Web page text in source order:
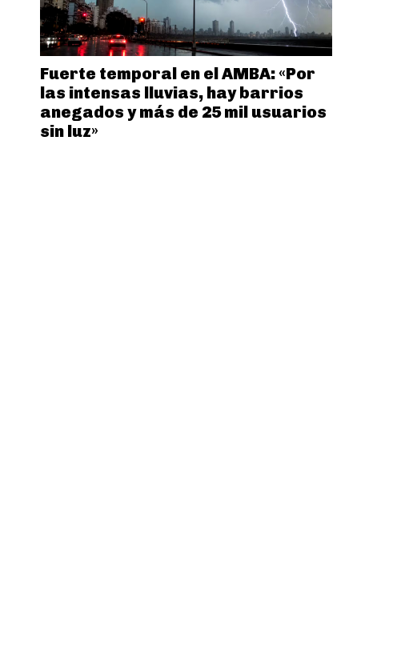
Fuerte temporal en el AMBA: «Por
las intensas lluvias, hay barrios
anegados y más de 25 mil usuarios
sin luz»